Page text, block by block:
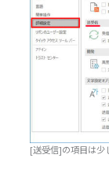
[送受信]の項目は少